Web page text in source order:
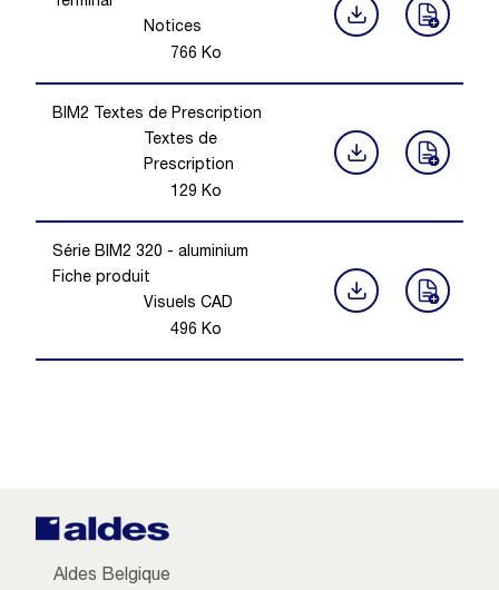
Notices
766 Ko
BIM2 Textes de Prescription
Textes de
Prescription
129 Ko
Série BIM2 320 - aluminium
Fiche produit
Visuels CAD
496 Ko
Aldes Belgique